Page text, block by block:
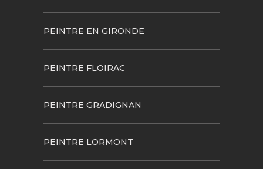
PEINTRE EN GIRONDE
PEINTRE FLOIRAC
PEINTRE GRADIGNAN
PEINTRE LORMONT